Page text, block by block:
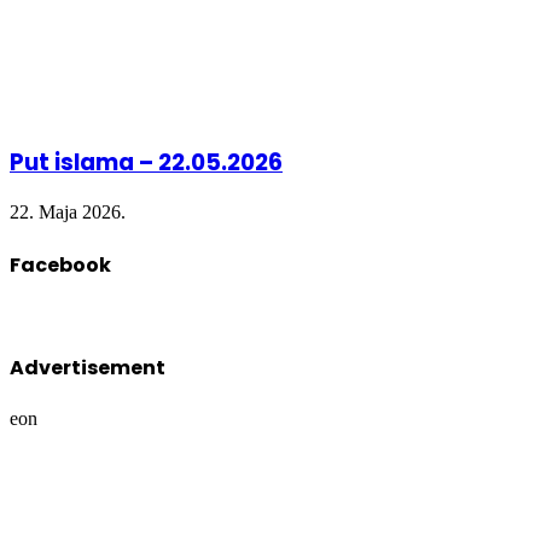
Put islama – 22.05.2026
22. Maja 2026.
Facebook
Advertisement
eon